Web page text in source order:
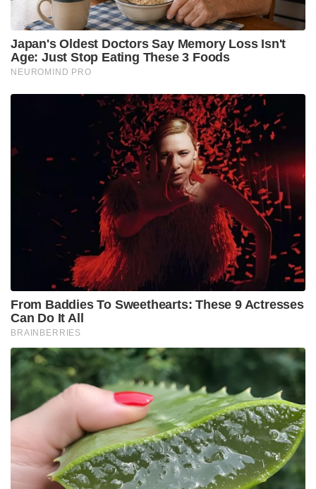
നാല് വർഷം മുൻപുവരെ സകുടുംബം മമ്മൂട്ടി
ഇവിടെയാണ് കഴിഞ്ഞിരുന്നത്. പിന്നീട് വൈറ്റില
ജനതയിൽ അംബേലിപ്പാടം റോഡിൽ പുതിയ വീട്
പണിതതോടെ കുടുംബം അങ്ങോട്ടേയ്ക്ക് താമസം
മാറ്റിയിരിക്കുകാണ് താരം. ബോട്ടിക് വില്ല
മോഡലിലാണ് വീട് പണിതിരിക്കുന്നത്. ഇവിടെ
സ്റ്റേക്കേഷനുള്ള ബുക്കിംഗ്
ആരംഭിച്ചുകഴിഞ്ഞതായാണ് വിവരം.
mammootty home cancer rumours